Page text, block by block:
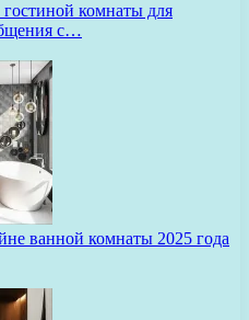
комнаты для
с…
ванной комнаты 2025 года